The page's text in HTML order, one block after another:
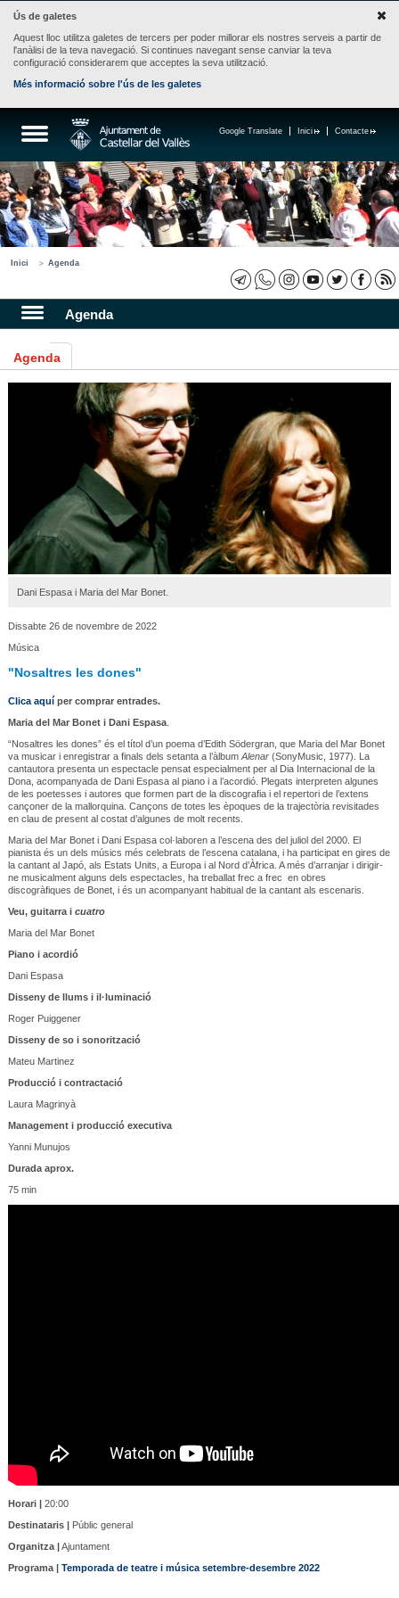
Ús de galetes
Aquest lloc utilitza galetes de tercers per poder millorar els nostres serveis a partir de
l'anàlisi de la teva navegació. Si continues navegant sense canviar la teva
configuració considerarem que acceptes la seva utilització.
Més informació sobre l'ús de les galetes
Contacte
Inici
Google Translate
Inici Agenda
Agenda
Agenda
Dani Espasa i Maria del Mar Bonet.
Dissabte 26 de novembre de 2022
Música
"Nosaltres les dones"
Clica aquíper comprar entrades.
Maria del Mar Bonet i Dani Espasa.
“Nosaltres les dones” és el títol d’un poema d’Edith Södergran, que Maria del Mar Bonet
va musicar i enregistrar a finals dels setanta a l’àlbum Alenar (SonyMusic, 1977). La
cantautora presenta un espectacle pensat especialment per al Dia Internacional de la
Dona, acompanyada de Dani Espasa al piano i a l’acordió. Plegats interpreten algunes
de les poetesses i autores que formen part de la discografia i el repertori de l’extens
cançoner de la mallorquina. Cançons de totes les èpoques de la trajectòria revisitades
en clau de present al costat d’algunes de molt recents.
Maria del Mar Bonet i Dani Espasa col·laboren a l’escena des del juliol del 2000. El
pianista és un dels músics més celebrats de l’escena catalana, i ha participat en gires de
la cantant al Japó, als Estats Units, a Europa i al Nord d’Àfrica. A més d’arranjar i dirigir-
ne musicalment alguns dels espectacles, ha treballat frec a frec en obres
discogràfiques de Bonet, i és un acompanyant habitual de la cantant als escenaris.
Veu, guitarra i cuatro
Maria del Mar Bonet
Piano i acordió
Dani Espasa
Disseny de llums i il·luminació
Roger Puiggener
Disseny de so i sonorització
Mateu Martinez
Producció i contractació
Laura Magrinyà
Management i producció executiva
Yanni Munujos
Durada aprox.
75 min
Horari |20:00
Destinataris |Públic general
Organitza |Ajuntament
Programa | Temporada de teatre i música setembre-desembre 2022